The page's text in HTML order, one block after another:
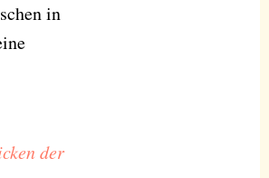
in
der